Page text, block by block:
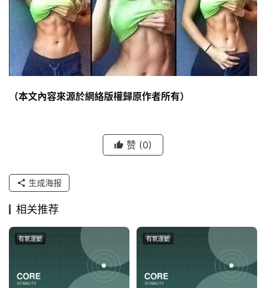
（本文內容來源於網絡版權歸原作者所有）
赞 (0)
生成海报
相关推荐
有氧運動 有氧運動